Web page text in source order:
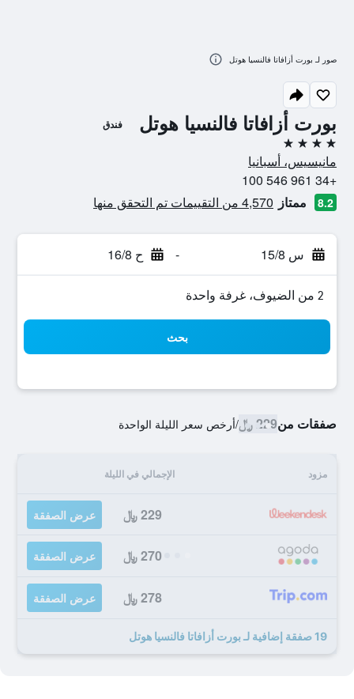
بورت أزافاتا فالنسيا هوتل فندق
4 نجوم
مانيسيس، أسبانيا
+34 961 546 100
8.2 ممتاز 4,570 من التقييمات تم التحقق منها
س 15/8 - ح 16/8
2 من الضيوف، غرفة واحدة
بحث
صفقات من229 ﷼ /أرخص سعر الليلة الواحدة
مزود الإجمالي في الليلة
229 ﷼ عرض الصفقة
270 ﷼ عرض الصفقة
278 ﷼ عرض الصفقة
19 صفقة إضافية لـ بورت أزافاتا فالنسيا هوتل
صور لـ بورت أزافاتا فالنسيا هوتل